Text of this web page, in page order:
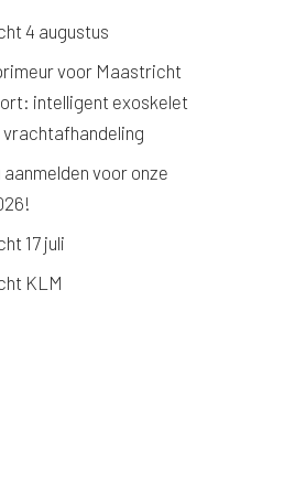
4 augustus
voor Maastricht
intelligent exoskelet
voor onze
17 juli
KLM